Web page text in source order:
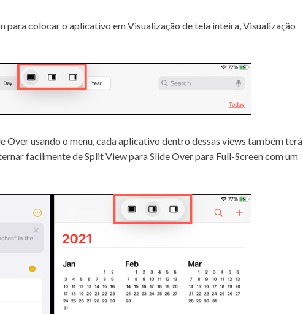
para colocar o aplicativo em Visualização de tela inteira, Visualização
Over usando o menu, cada aplicativo dentro dessas views também terá
facilmente de Split View para Slide Over para Full-Screen com um